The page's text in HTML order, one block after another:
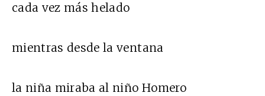
cada vez más helado
mientras desde la ventana
la niña miraba al niño Homero